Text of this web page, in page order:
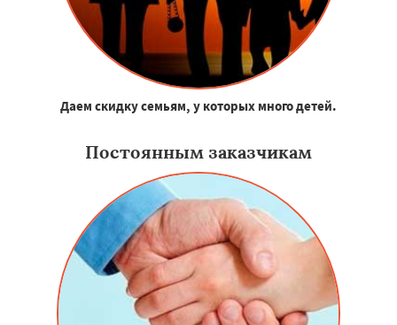
Даем скидку семьям, у которых много детей.
Постоянным заказчикам